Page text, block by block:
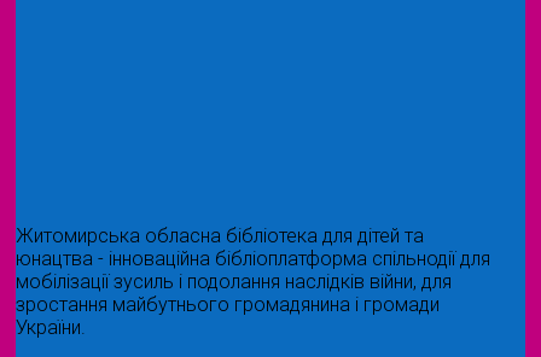
Житомирська обласна бібліотека для дітей та
юнацтва - інноваційна бібліоплатформа спільнодії для
мобілізації зусиль і подолання наслідків війни, для
зростання майбутнього громадянина і громади
України.